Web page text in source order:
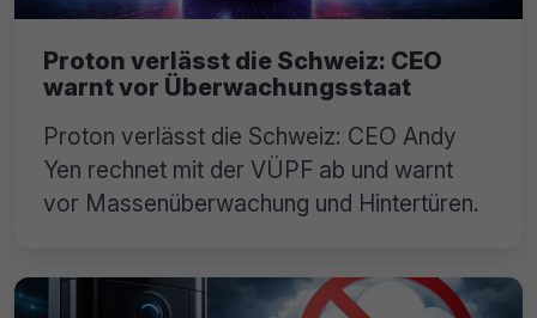
Proton verlässt die Schweiz: CEO
warnt vor Überwachungsstaat
Proton verlässt die Schweiz: CEO Andy
Yen rechnet mit der VÜPF ab und warnt
vor Massenüberwachung und Hintertüren.